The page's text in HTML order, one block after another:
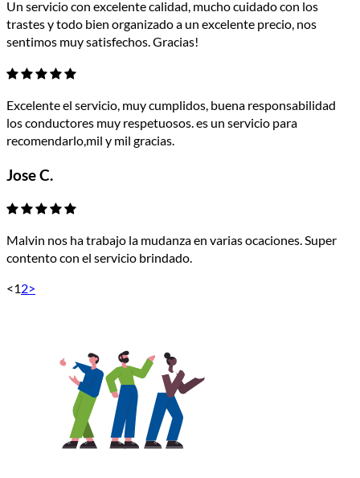
Un servicio con excelente calidad, mucho cuidado con los
trastes y todo bien organizado a un excelente precio, nos
sentimos muy satisfechos. Gracias!
Excelente el servicio, muy cumplidos, buena responsabilidad
los conductores muy respetuosos. es un servicio para
recomendarlo,mil y mil gracias.
Jose C.
Malvin nos ha trabajo la mudanza en varias ocaciones. Super
contento con el servicio brindado.
<12>